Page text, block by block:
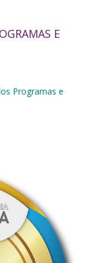
E
Programas e